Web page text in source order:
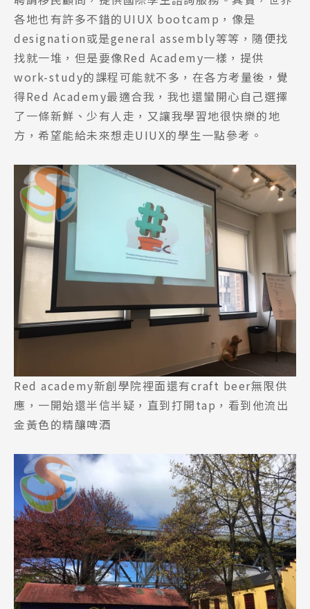
各地也有許多不錯的UIUX bootcamp，像是
designation或是general assembly等等，隨便找
找就一堆，但是要像Red Academy一樣，提供
work-study的課程可能就不多，在各方考量後，覺
得Red Academy最適合我，我也還蠻開心自己選擇
了一條新鮮、少有人走，又讓我學習地很快樂的地
方，希望能給未來想走UIUX的學生一點參考。
Red academy新創學院裡面還有craft beer無限供
應，一開始還半信半疑，直到打開tap，看到他流出
金黃色的精釀啤酒